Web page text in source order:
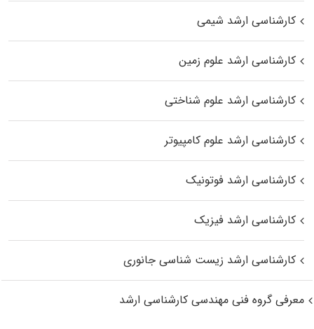
کارشناسی ارشد شیمی
کارشناسی ارشد علوم زمین
کارشناسی ارشد علوم شناختی
کارشناسی ارشد علوم کامپیوتر
کارشناسی ارشد فوتونیک
کارشناسی ارشد فیزیک
کارشناسی ارشد زیست‌ شناسی جانوری
معرفی گروه فنی مهندسی کارشناسی ارشد